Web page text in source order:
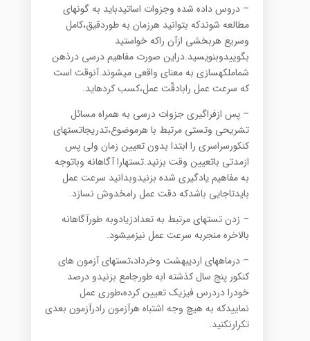
– دروس داده شده وجزوات اساتیدباید به گونهای
مطالعه شوندکه بتوانید هرزمان به طوردقیق،کامل
وسریع هربخشی ازآن راکه خواستید
بگوییدوبنویسید.دراین صورت مفاهیم درسی درذهن
شماملکهسازی به معنای واقعی میشوند.آنوقت است
که سرعت عمل رابادقّت عمل،کسب کردهاید.
– پس ازفراگیری جزوات درسی به همراه مسائل
تشریحی وتستی مرتبط با هرموضوع،تدریجاتستهای
کنکورسراسری را ابتدا بدون تعیین زمان ولی پس
ازمدتی باتعیین وقت بزنید.تستهارا آگاهانه وباتوجه
به مفاهیم یادگیری شده بزنیدوبدانید سرعت عمل
بایدتاجایی باشدکه دقت عمل رامخدوش نسازد.
– زدن تستهای مرتبط به تعدادزیادوبه طورآگاهانه
بالاخره منجربه سرعت عمل نیزمیشود.
– درماههای اردیبهشت وخرداد،تستهای آزمون های
کنکور پنج سال کذشته ابه طورجامع بزنیدو درصد
خودرا دردرس فیزیک تعیین کرده،طوری عمل
نماییدکه به هیچ وجه اشتباه هرآزمون رادرآزمون بعدی
تکرارنکنید.